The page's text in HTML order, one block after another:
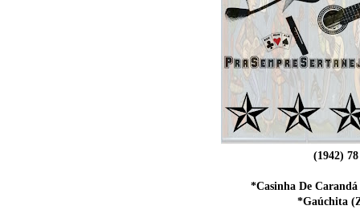
(1942)
*Casinha De
*Gaúchita